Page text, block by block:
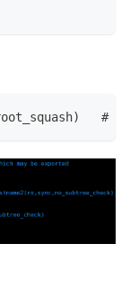
# * 表